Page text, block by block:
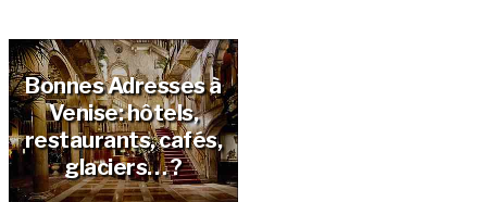
Bonnes Adresses à
Venise: hôtels,
restaurants, cafés,
glaciers… ?